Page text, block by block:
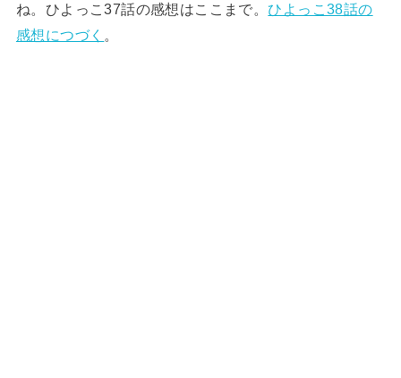
ね。ひよっこ37話の感想はここまで。ひよっこ38話の
感想につづく 。